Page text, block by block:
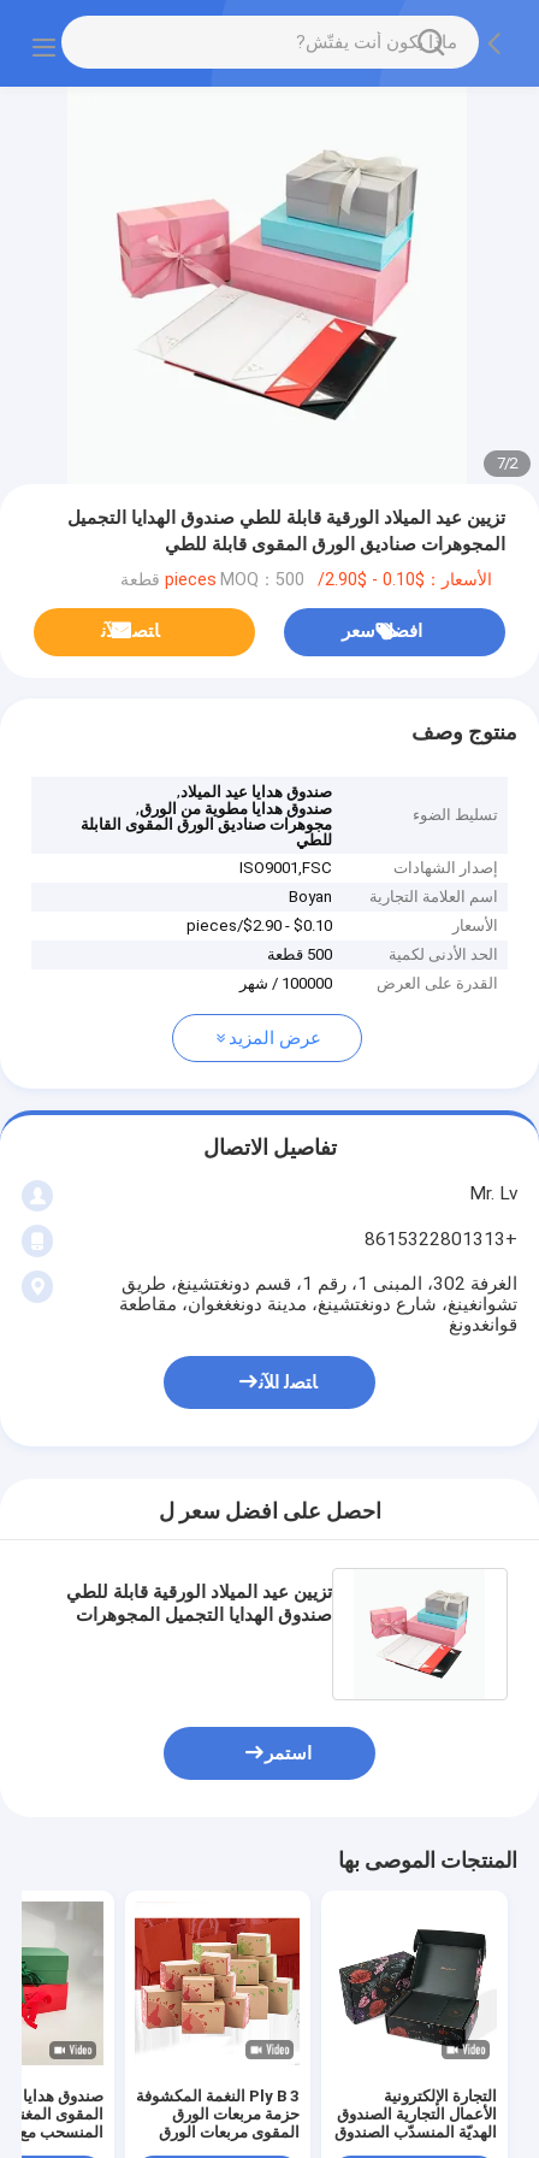
2
/
7
تزيين عيد الميلاد الورقية قابلة للطي صندوق الهدايا التجميل
المجوهرات صناديق الورق المقوى قابلة للطي
الأسعار：$0.10 - $2.90/pieces MOQ：500 قطعة
افضل سعر ﺎﺘﺼﻟ ﺍﻶﻧ
منتوج وصف
تسليط الضوء
صندوق هدايا عيد الميلاد,
صندوق هدايا مطوية من الورق,
مجوهرات صناديق الورق المقوى القابلة
للطي
إصدار الشهادات
ISO9001,‌FSC
اسم العلامة التجارية
Boyan
الأسعار
$0.10 - $2.90/pieces
الحد الأدنى لكمية
500 قطعة
القدرة على العرض
100000 / شهر
عرض المزيد
تفاصيل الاتصال
Mr. Lv
+8615322801313
الغرفة 302، المبنى 1، رقم 1، قسم دونغتشينغ، طريق
تشوانغينغ، شارع دونغتشينغ، مدينة دونغغغوان، مقاطعة
قوانغدونغ
ﺎﺘﺼﻟ ﺍﻶﻧ
احصل على افضل سعر ل
تزيين عيد الميلاد الورقية قابلة للطي
صندوق الهدايا التجميل المجوهرات
استمر
المنتجات الموصى بها
التجارة الإلكترونية
الأعمال التجارية الصندوق
الهديّة المنسدّب الصندوق
3 Ply B النغمة المكشوفة
حزمة مربعات الورق
المقوى مربعات الورق
صندوق هدايا
المقوى
المنسحب مع